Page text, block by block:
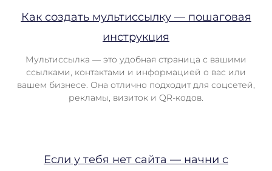
Как создать мультиссылку — пошаговая
инструкция
Мультиссылка — это удобная страница с вашими
ссылками, контактами и информацией о вас или
вашем бизнесе. Она отлично подходит для соцсетей,
рекламы, визиток и QR-кодов.
Если у тебя нет сайта — начни с